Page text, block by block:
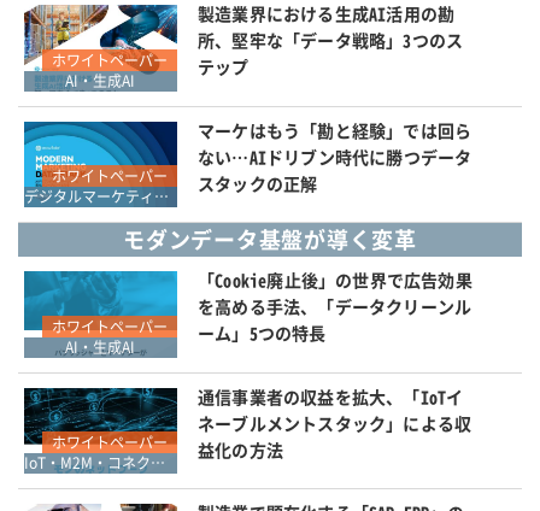
ホワイトペーパー
AI・生成AI
製造業界における生成AI活用の勘
所、堅牢な「データ戦略」3つのス
テップ
ホワイトペーパー
デジタルマーケティング総論
マーケはもう「勘と経験」では回ら
ない…AIドリブン時代に勝つデータ
スタックの正解
モダンデータ基盤が導く変革
ホワイトペーパー
AI・生成AI
「Cookie廃止後」の世界で広告効果
を高める手法、「データクリーンル
ーム」5つの特長
ホワイトペーパー
IoT・M2M・コネクティブ
通信事業者の収益を拡大、「IoTイ
ネーブルメントスタック」による収
益化の方法